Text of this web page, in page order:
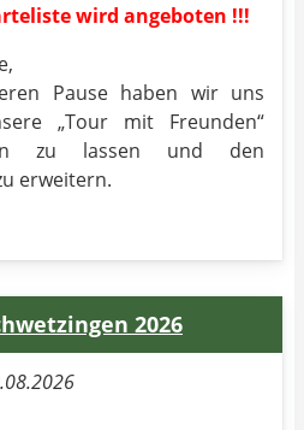
wird angeboten !!!
Pause haben wir uns
„Tour mit Freunden“
zu lassen und den
erweitern.
2026